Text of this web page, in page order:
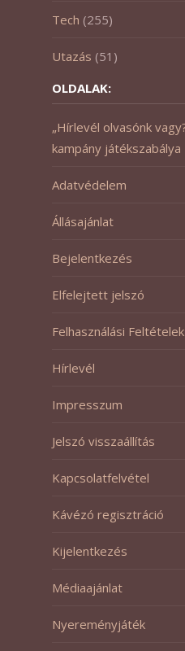
Tech (255)
Utazás (51)
OLDALAK:
„Hírlevél olvasónk
kampány játékszabálya
Adatvédelem
Állásajánlat
Bejelentkezés
Elfelejtett jelszó
Felhasználási Feltételek
Hírlevél
Impresszum
Jelszó visszaállítás
Kapcsolatfelvétel
Kávézó regisztráció
Kijelentkezés
Médiaajánlat
Nyereményjáték